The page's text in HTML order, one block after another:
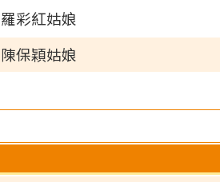
羅彩紅姑娘
陳保穎姑娘